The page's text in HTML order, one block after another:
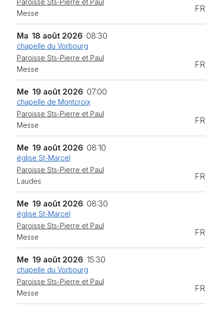
Paroisse Sts-Pierre et Paul
Messe
FR
Ma 18 août 2026 08:30
chapelle du Vorbourg
Paroisse Sts-Pierre et Paul
Messe
FR
Me 19 août 2026 07:00
chapelle de Montcroix
Paroisse Sts-Pierre et Paul
Messe
FR
Me 19 août 2026 08:10
église St-Marcel
Paroisse Sts-Pierre et Paul
Laudes
FR
Me 19 août 2026 08:30
église St-Marcel
Paroisse Sts-Pierre et Paul
Messe
FR
Me 19 août 2026 15:30
chapelle du Vorbourg
Paroisse Sts-Pierre et Paul
Messe
FR